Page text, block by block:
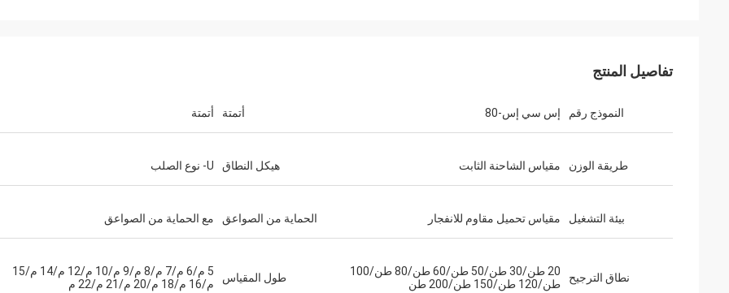
تفاصيل المنتج
النموذج رقم إس سي إس-80 أتمتة أتمتة
طريقة الوزن مقياس الشاحنة الثابت هيكل النطاق U- نوع الصلب
بيئة التشغيل مقياس تحميل مقاوم للانفجار الحماية من الصواعق مع الحماية من الصواعق
نطاق الترجيح
20 طن/30 طن/50 طن/60 طن/80 طن/100
طن/120 طن/150 طن/200 طن
طول المقياس
5 م/6 م/7 م/8 م/9 م/10 م/12 م/14 م/15
م/16 م/18 م/20 م/21 م/22 م